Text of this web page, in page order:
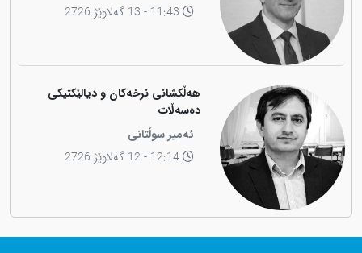
هەڵکشانی نرخەکان و دیالێکتیکی
دەسەڵات
ئەمیر سوڵتانی
12:14 - 12 گەلاوێژ 2726